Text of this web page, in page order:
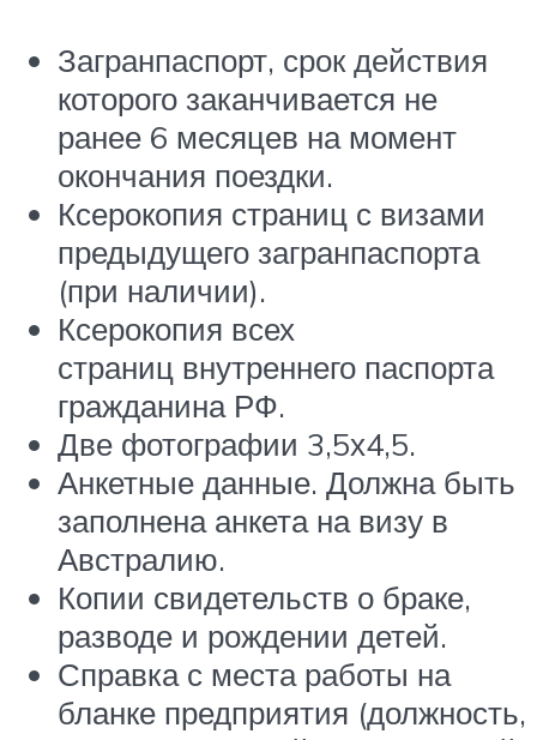
Загранпаспорт, срок действия
которого заканчивается не
ранее 6 месяцев на момент
окончания поездки.
Ксерокопия страниц с визами
предыдущего загранпаспорта
(при наличии).
Ксерокопия всех
страниц внутреннего паспорта
гражданина РФ.
Две фотографии 3,5х4,5.
Анкетные данные. Должна быть
заполнена анкета на визу в
Австралию.
Копии свидетельств о браке,
разводе и рождении детей.
Справка с места работы на
бланке предприятия (должность,